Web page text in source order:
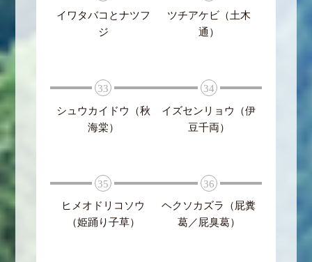
イワタバコとナツフ
ジ
ツチアケビ（土木
通）
33
シュウカイドウ（秋
海棠）
34
イズセンリョウ（伊
豆千両）
35
ヒメオドリコソウ
（姫踊り子草）
36
ヘクソカズラ（屁糞
葛／屁臭葛）